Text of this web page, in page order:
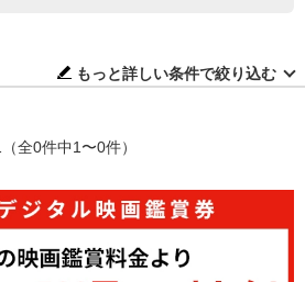
もっと詳しい条件で絞り込む
（全0件中1〜0件）